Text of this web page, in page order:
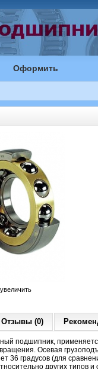
Оформить
Отзывы (0)
подшипник,
Осевая
36 градусов (для
других